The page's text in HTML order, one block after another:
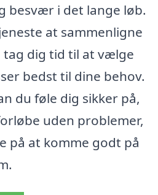
besvær i det lange løb.
at sammenligne
dig tid til at vælge
bedst til dine behov.
du føle dig sikker på,
uden problemer,
på at komme godt på